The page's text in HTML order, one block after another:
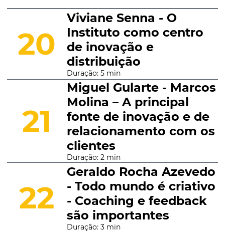
20
Viviane Senna - O
Instituto como centro
de inovação e
distribuição
Duração: 5 min
21
Miguel Gularte - Marcos
Molina – A principal
fonte de inovação e de
relacionamento com os
clientes
Duração: 2 min
22
Geraldo Rocha Azevedo
- Todo mundo é criativo
- Coaching e feedback
são importantes
Duração: 3 min